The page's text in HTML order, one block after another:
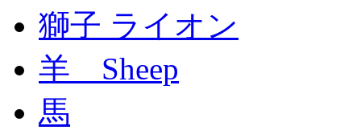
獅子 ライオン
羊 Sheep
馬